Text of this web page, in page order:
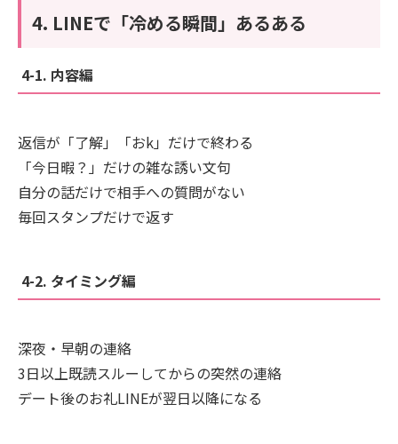
4. LINEで「冷める瞬間」あるある
4-1. 内容編
返信が「了解」「おk」だけで終わる
「今日暇？」だけの雑な誘い文句
自分の話だけで相手への質問がない
毎回スタンプだけで返す
4-2. タイミング編
深夜・早朝の連絡
3日以上既読スルーしてからの突然の連絡
デート後のお礼LINEが翌日以降になる